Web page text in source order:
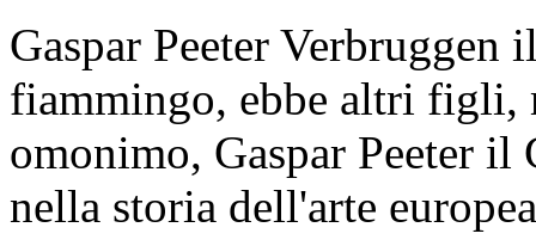
Gaspar Peeter
fiammingo, ebbe altri figli,
omonimo, Gaspar Peeter
nella storia dell'arte